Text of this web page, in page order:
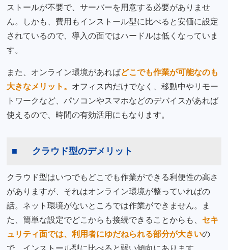
ストールが不要で、サーバーを用意する必要がありませ
ん。しかも、費用もインストール型に比べると安価に設定
されているので、導入の面ではハードルは低くなっていま
す。
また、オンライン環境があればどこでも作業が可能なのも
大きなメリット。 オフィス内だけでなく、移動中やリモー
トワークなど、パソコンやスマホなどのデバイスがあれば
使えるので、時間の有効活用にもなります。
クラウド型のデメリット
クラウド型はいつでもどこでも作業ができる利便性の高さ
がありますが、それはオンライン環境が整っていればの
話。ネット環境がないところでは作業ができません。ま
た、簡単な設定でどこからも接続できることからも、 セキ
ュリティ面では、利用者にゆだねられる部分が大きいの
で、インストール型に比べると弱い傾向にあります。